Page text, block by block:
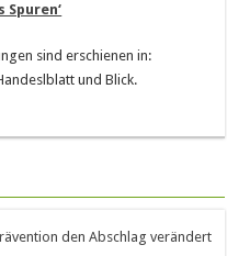
Spuren‘
sind erschienen in:
und Blick.
den Abschlag verändert